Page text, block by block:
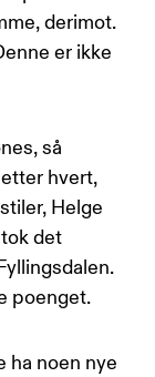
derimot.
er ikke
så
hvert,
Helge
det
poenget.
ha noen nye